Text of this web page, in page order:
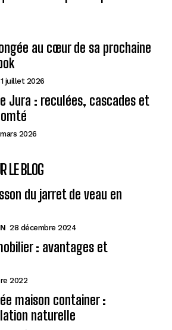
au cœur de sa prochaine
juillet 2026
Jura : reculées, cascades et
2026
LE BLOG
du jarret de veau en
28 décembre 2024
: avantages et
2022
maison container :
naturelle